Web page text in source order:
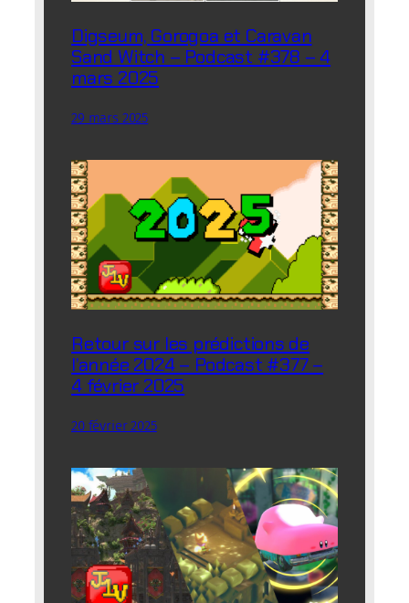
Digseum, Gorogoa et Caravan
Sand Witch – Podcast #378 – 4
mars 2025
29 mars 2025
Retour sur les prédictions de
l’année 2024 – Podcast #377 –
4 février 2025
20 février 2025